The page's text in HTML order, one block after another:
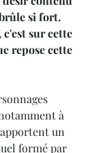
si fort.
sur cette
repose cette
à
un
formé par